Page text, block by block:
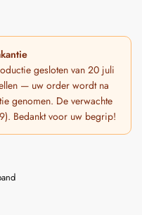
gesloten van 20 juli
— uw order wordt na
genomen. De verwachte
Bedankt voor uw begrip!